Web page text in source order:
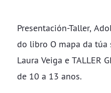
Presentación-Taller,
do libro O mapa da túa
Laura Veiga e TALLER
de 10 a 13 anos.